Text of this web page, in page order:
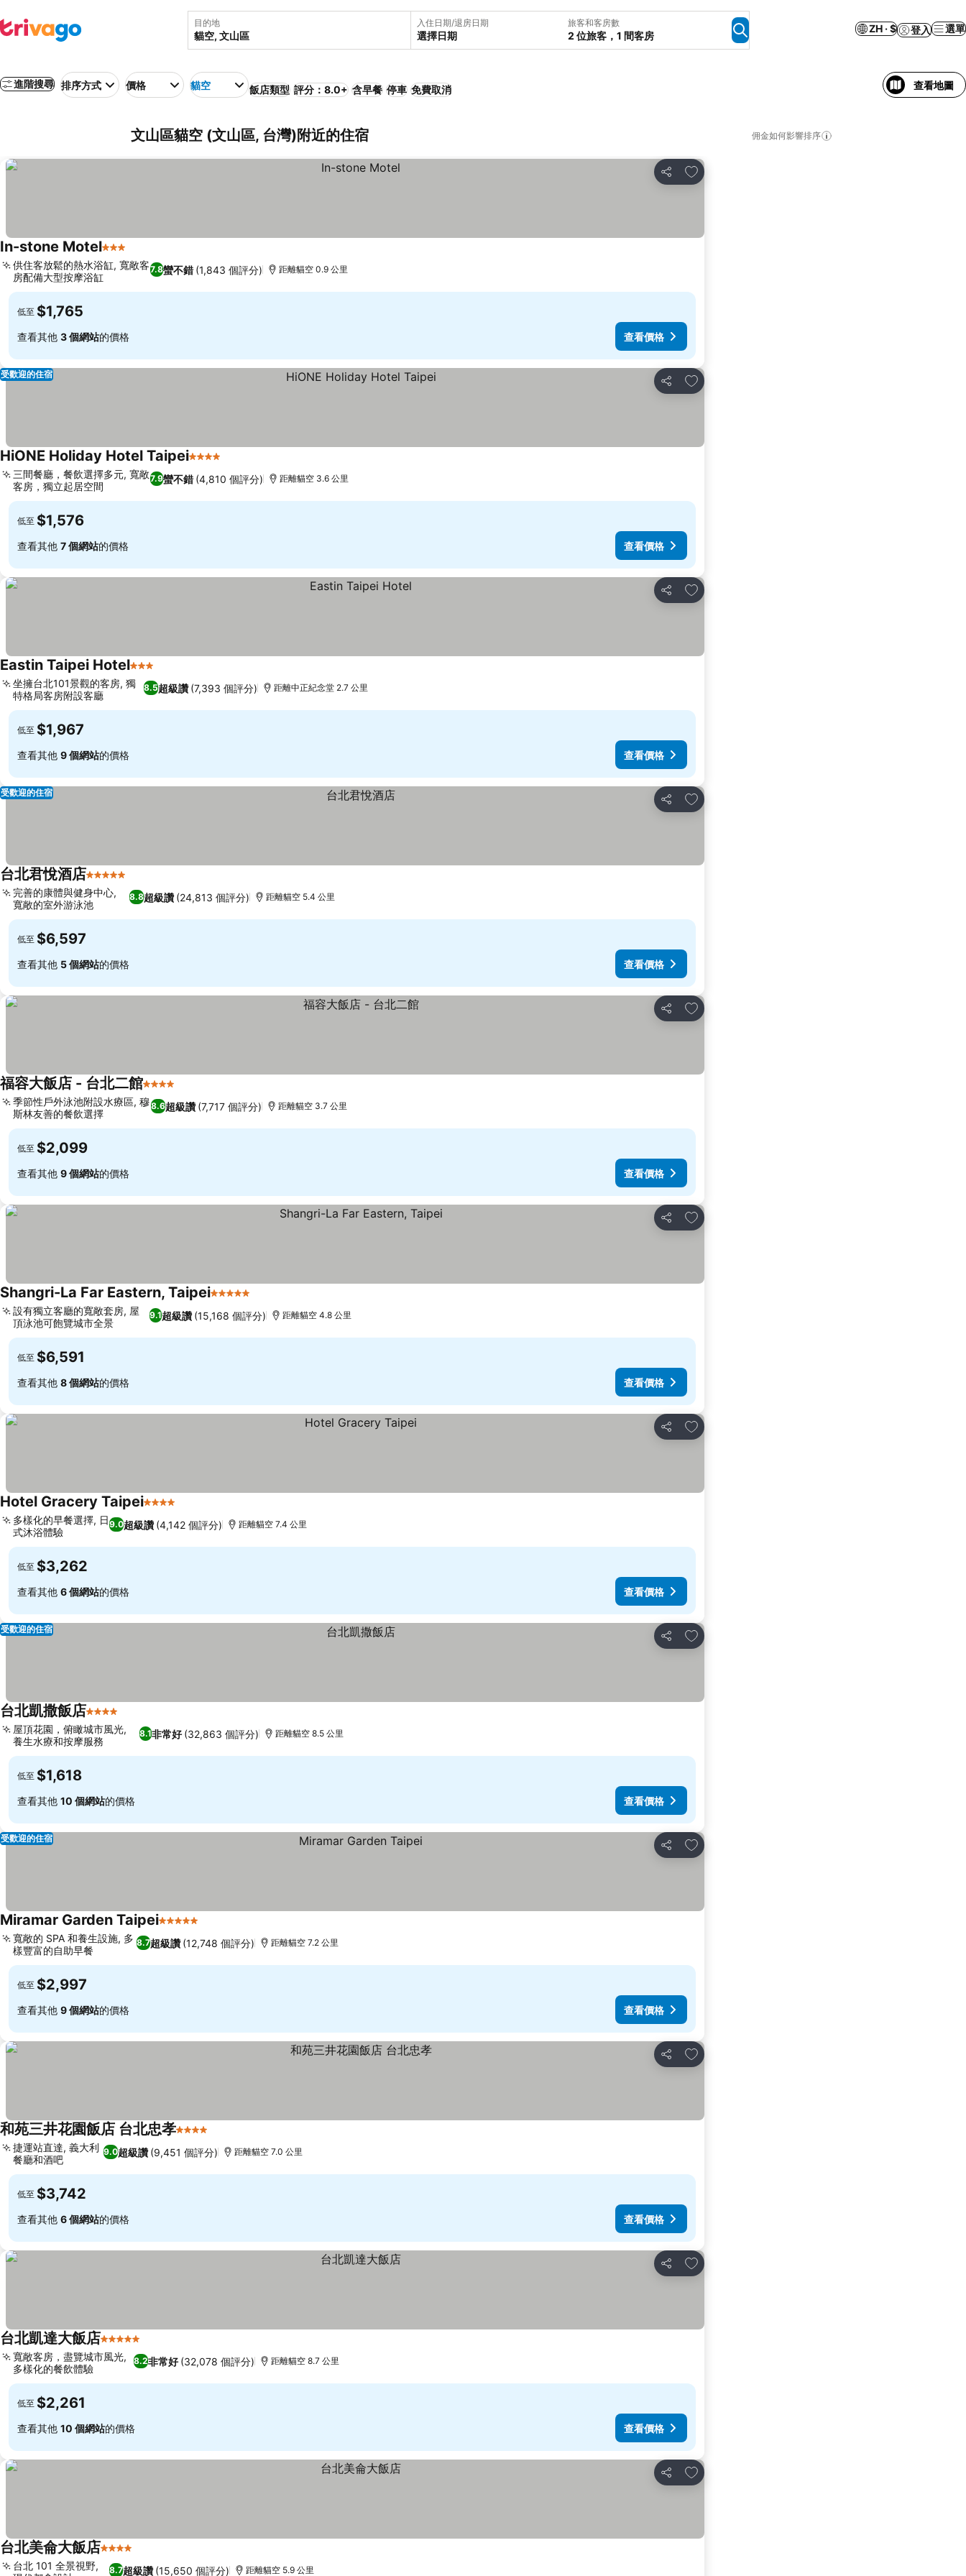
目的地 入住日期/退房日期
選擇日期
旅客和客房數
2 位旅客，1 間客房
ZH · $ 登入 選單
進階搜尋 排序方式 價格 貓空 飯店類型 評分：8.0+ 含早餐 停車 免費取消 查看地圖
文山區貓空 (文山區, 台灣)附近的住宿 佣金如何影響排序
分享
加入我的最愛
In-stone Motel3 星級
7.8蠻不錯 (1,843 個評分)
供住客放鬆的熱水浴缸, 寬敞客
房配備大型按摩浴缸
距離貓空 0.9 公里
低至 $1,765
查看其他 3 個網站的價格 查看價格
分享
加入我的最愛
受歡迎的住宿
HiONE Holiday Hotel Taipei4 星級
7.9蠻不錯 (4,810 個評分)
三間餐廳，餐飲選擇多元, 寬敞
客房，獨立起居空間
距離貓空 3.6 公里
低至 $1,576
查看其他 7 個網站的價格 查看價格
分享
加入我的最愛
Eastin Taipei Hotel3 星級
8.5超級讚 (7,393 個評分)
坐擁台北101景觀的客房, 獨
特格局客房附設客廳
距離中正紀念堂 2.7 公里
低至 $1,967
查看其他 9 個網站的價格 查看價格
分享
加入我的最愛
受歡迎的住宿
台北君悅酒店5 星級
8.8超級讚 (24,813 個評分)
完善的康體與健身中心,
寬敞的室外游泳池
距離貓空 5.4 公里
低至 $6,597
查看其他 5 個網站的價格 查看價格
分享
加入我的最愛
福容大飯店 - 台北二館4 星級
8.6超級讚 (7,717 個評分)
季節性戶外泳池附設水療區, 穆
斯林友善的餐飲選擇
距離貓空 3.7 公里
低至 $2,099
查看其他 9 個網站的價格 查看價格
分享
加入我的最愛
Shangri-La Far Eastern, Taipei5 星級
9.1超級讚 (15,168 個評分)
設有獨立客廳的寬敞套房, 屋
頂泳池可飽覽城市全景
距離貓空 4.8 公里
低至 $6,591
查看其他 8 個網站的價格 查看價格
分享
加入我的最愛
Hotel Gracery Taipei4 星級
9.0超級讚 (4,142 個評分)
多樣化的早餐選擇, 日
式沐浴體驗
距離貓空 7.4 公里
低至 $3,262
查看其他 6 個網站的價格 查看價格
分享
加入我的最愛
受歡迎的住宿
台北凱撒飯店4 星級
8.1非常好 (32,863 個評分)
屋頂花園，俯瞰城市風光,
養生水療和按摩服務
距離貓空 8.5 公里
低至 $1,618
查看其他 10 個網站的價格 查看價格
分享
加入我的最愛
受歡迎的住宿
Miramar Garden Taipei5 星級
8.7超級讚 (12,748 個評分)
寬敞的 SPA 和養生設施, 多
樣豐富的自助早餐
距離貓空 7.2 公里
低至 $2,997
查看其他 9 個網站的價格 查看價格
分享
加入我的最愛
和苑三井花園飯店 台北忠孝4 星級
9.0超級讚 (9,451 個評分)
捷運站直達, 義大利
餐廳和酒吧
距離貓空 7.0 公里
低至 $3,742
查看其他 6 個網站的價格 查看價格
分享
加入我的最愛
台北凱達大飯店5 星級
8.2非常好 (32,078 個評分)
寬敞客房，盡覽城市風光,
多樣化的餐飲體驗
距離貓空 8.7 公里
低至 $2,261
查看其他 10 個網站的價格 查看價格
分享
加入我的最愛
台北美侖大飯店4 星級
8.7超級讚 (15,650 個評分)
台北 101 全景視野,
距離貓空 5.9 公里